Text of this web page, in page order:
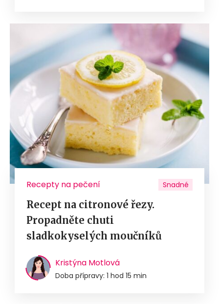
Recepty na pečení Snadné
Recept na citronové řezy.
Propadněte chuti
sladkokyselých moučníků
Kristýna Motlová
Doba přípravy: 1 hod 15 min